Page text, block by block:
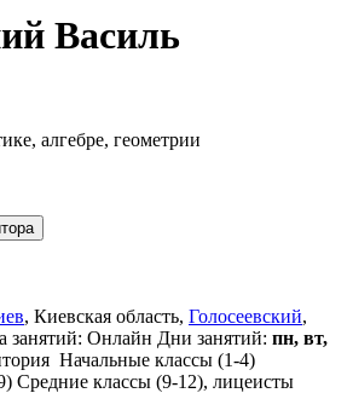
Василь
алгебре, геометрии
, Киевская область, Голосеевский,
занятий: Онлайн Дни занятий: пн, вт,
Начальные классы (1-4)
Средние классы (9-12), лицеисты